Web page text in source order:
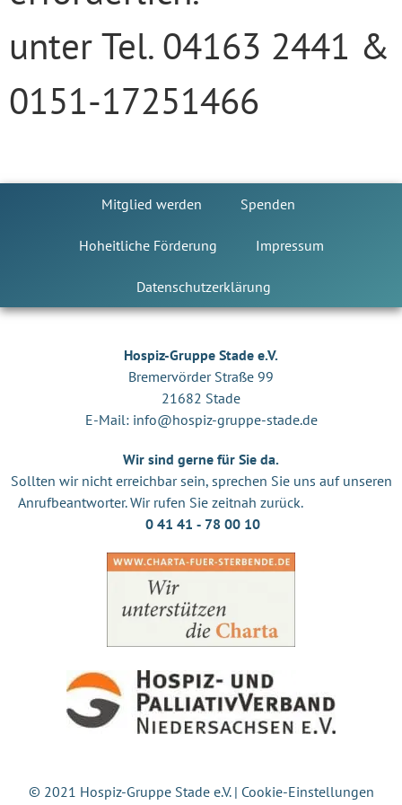
unter Tel. 04163 2441 &
0151-17251466
Mitglied werden Spenden
Hoheitliche Förderung Impressum
Datenschutzerklärung
Hospiz-Gruppe Stade e.V.
Bremervörder Straße 99
21682 Stade
E-Mail: info@hospiz-gruppe-stade.de
Wir sind gerne für Sie da.
Sollten wir nicht erreichbar sein, sprechen Sie uns auf unseren
Anrufbeantworter. Wir rufen Sie zeitnah zurück.
0 41 41 ‐ 78 00 10
© 2021 Hospiz-Gruppe Stade e.V. | Cookie-Einstellungen